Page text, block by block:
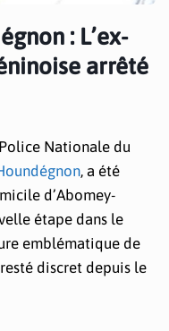
: L’ex-
arrêté
Nationale du
, a été
d’Abomey-
étape dans le
emblématique de
discret depuis le